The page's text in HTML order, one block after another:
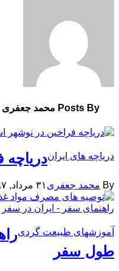
Posts By محمد جعفری
دریاچه های ایراندریاچه
By محمد جعفری ۳۱ مرداد, ۱۳۹۷
آموزشهای طبیعت گردی
طول سفر